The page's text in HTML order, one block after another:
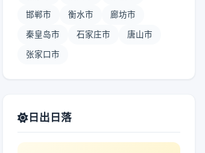
邯郸市 衡水市 廊坊市
秦皇岛市 石家庄市 唐山市
张家口市
日出日落